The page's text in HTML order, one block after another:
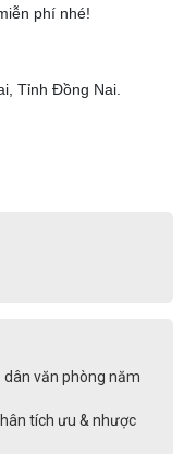
phí nhé!
Tỉnh Đồng Nai.
văn phòng năm
tích ưu & nhược